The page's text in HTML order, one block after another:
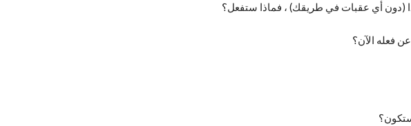
(دون أي عقبات في طريقك) ، فماذا ستفعل؟
فعله الآن؟